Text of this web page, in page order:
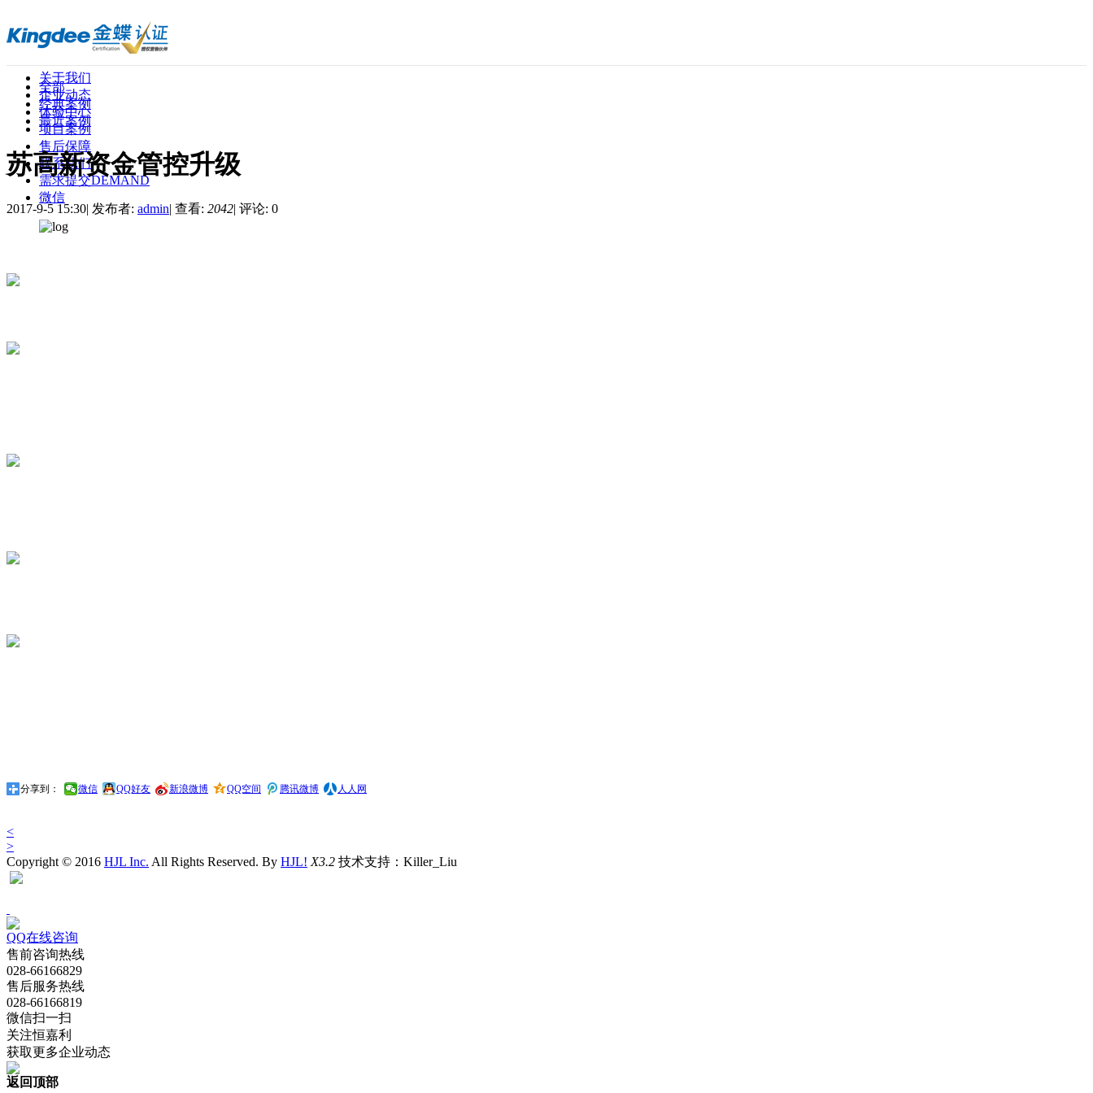
关于我们
企业动态
体验中心
项目案例
售后保障
联系我们
需求提交DEMAND
微信
全部
经典案例
最近案例
苏高新资金管控升级
2017-9-5 15:30| 发布者: admin| 查看: 2042| 评论: 0
分享到： 微信 QQ好友 新浪微博 QQ空间 腾讯微博 人人网
<
>
Copyright © 2016 HJL Inc. All Rights Reserved. By HJL! X3.2 技术支持：Killer_Liu
QQ在线咨询
售前咨询热线
028-66166829
售后服务热线
028-66166819
微信扫一扫
关注恒嘉利
获取更多企业动态
返回顶部